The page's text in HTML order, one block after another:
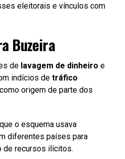
eleitorais e vínculos com
Buzeira
de lavagem de dinheiro e
indícios de tráfico
como origem de parte dos
o esquema usava
diferentes países para
de recursos ilícitos.